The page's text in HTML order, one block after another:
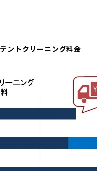
テントクリーニング料金